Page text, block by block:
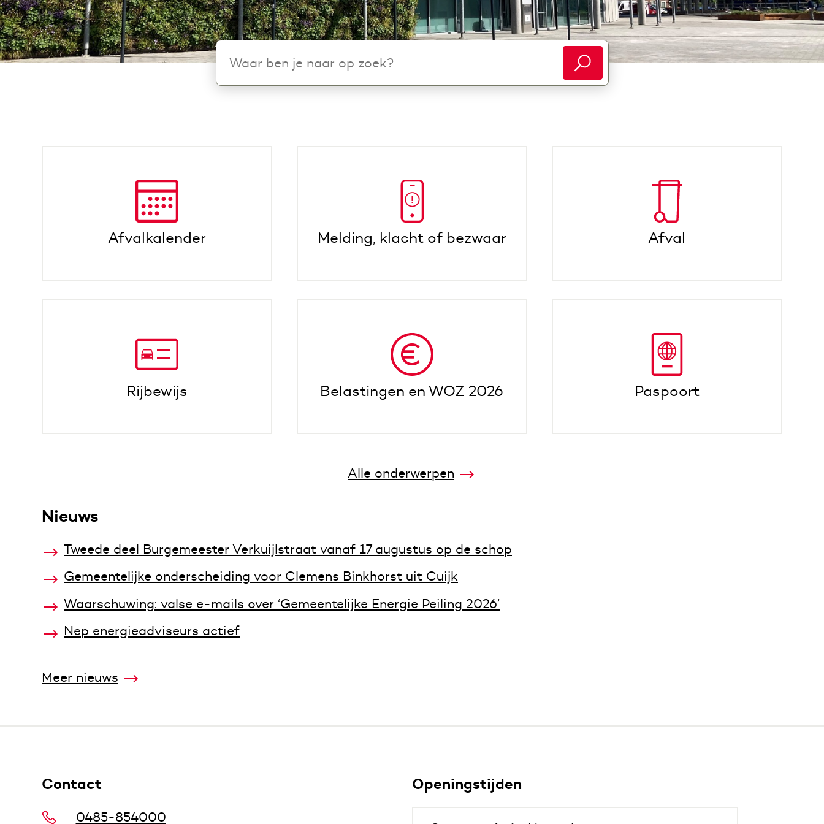
Als u in het volgende invoerveld een zoekopdracht begint te typen wordt er een nieuwe weergave getoond met alle
Afvalkalender Melding, klacht of bezwaar Afval
Rijbewijs Belastingen en WOZ 2026 Paspoort
Alle onderwerpen
Nieuws
Tweede deel Burgemeester Verkuijlstraat vanaf 17 augustus op de schop
Gemeentelijke onderscheiding voor Clemens Binkhorst uit Cuijk
Waarschuwing: valse e-mails over ‘Gemeentelijke Energie Peiling 2026’
Nep energieadviseurs actief
Meer nieuws
Contact
0485-854000
Openingstijden